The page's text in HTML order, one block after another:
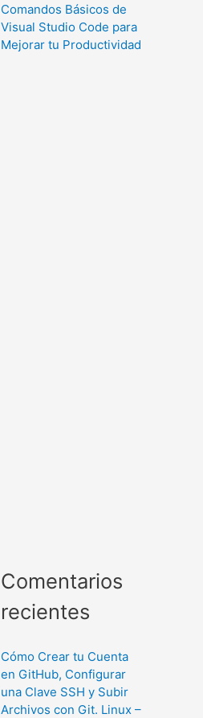
Comandos Básicos de
Visual Studio Code para
Mejorar tu Productividad
Comentarios
recientes
Cómo Crear tu Cuenta
en GitHub, Configurar
una Clave SSH y Subir
Archivos con Git. Linux –